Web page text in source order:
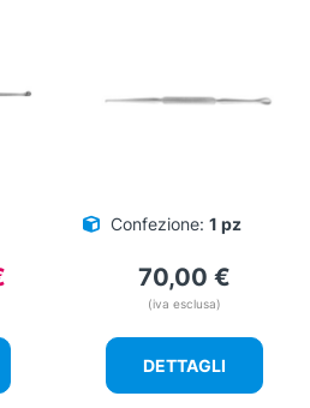
è:
Confezione: 1 pz
70,00 €
(iva esclusa)
DETTAGLI